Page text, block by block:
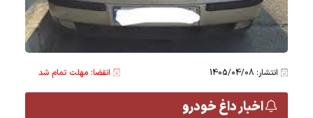
انتشار: 1405/04/08 انقضا: مهلت تمام شد
اخبار داغ خودرو